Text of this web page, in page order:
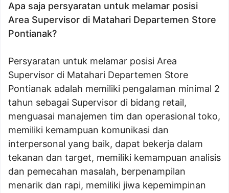
Apa saja persyaratan untuk melamar posisi
Area Supervisor di Matahari Departemen Store
Pontianak?
Persyaratan untuk melamar posisi Area
Supervisor di Matahari Departemen Store
Pontianak adalah memiliki pengalaman minimal 2
tahun sebagai Supervisor di bidang retail,
menguasai manajemen tim dan operasional toko,
memiliki kemampuan komunikasi dan
interpersonal yang baik, dapat bekerja dalam
tekanan dan target, memiliki kemampuan analisis
dan pemecahan masalah, berpenampilan
menarik dan rapi, memiliki jiwa kepemimpinan